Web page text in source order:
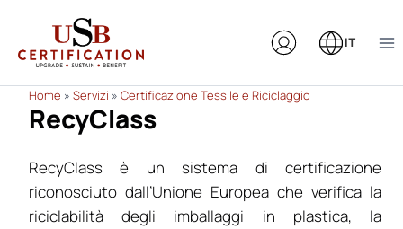
contenuto
IT
Home » Servizi » Certificazione Tessile e Riciclaggio
RecyClass
RecyClass è un sistema di certificazione
riconosciuto dall’Unione Europea che verifica la
riciclabilità degli imballaggi in plastica, la